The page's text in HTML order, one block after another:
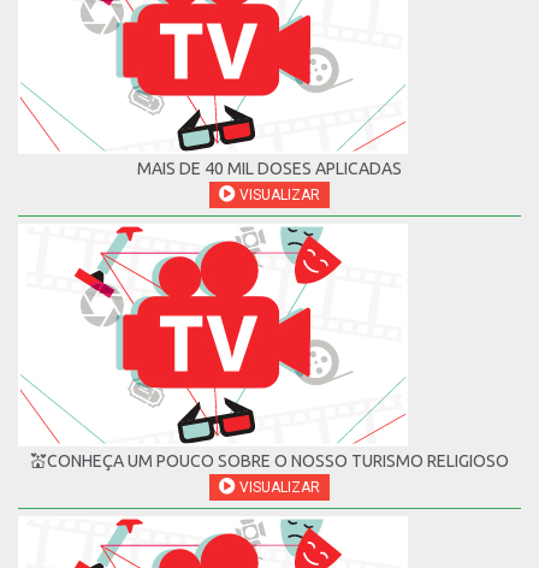
MAIS DE 40 MIL DOSES APLICADAS
VISUALIZAR
💒CONHEÇA UM POUCO SOBRE O NOSSO TURISMO RELIGIOSO
VISUALIZAR